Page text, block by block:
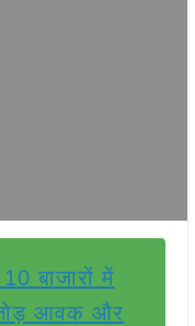
बाजारों में
आवक और